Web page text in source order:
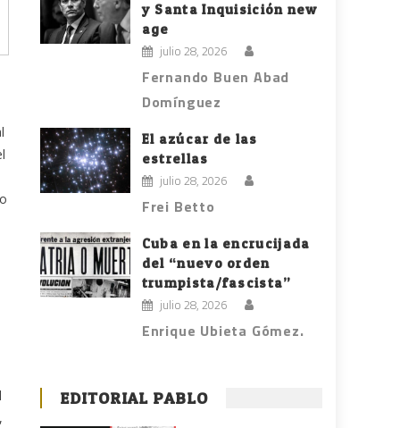
y Santa Inquisición new
age
julio 28, 2026
Fernando Buen Abad
Domínguez
El azúcar de las
estrellas
julio 28, 2026
Frei Betto
Cuba en la encrucijada
del “nuevo orden
trumpista/fascista”
julio 28, 2026
Enrique Ubieta Gómez.
EDITORIAL PABLO